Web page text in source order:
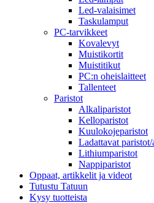
Led-valaisimet
Taskulamput
PC-tarvikkeet
Kovalevyt
Muistikortit
Muistitikut
PC:n oheislaitteet
Tallenteet
Paristot
Alkaliparistot
Kelloparistot
Kuulokojeparistot
Ladattavat
Lithiumparistot
Nappiparistot
Oppaat, artikkelit ja videot
Tutustu Tatuun
Kysy tuotteista